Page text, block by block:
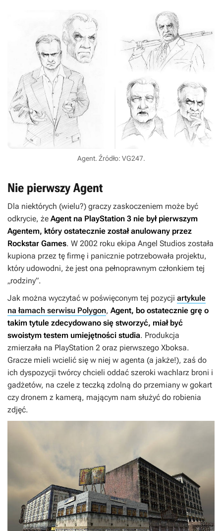
Agent. Źródło: VG247.
Nie pierwszy Agent
Dla niektórych (wielu?) graczy zaskoczeniem może być
odkrycie, że Agent na PlayStation 3 nie był pierwszym
Agentem, który ostatecznie został anulowany przez
Rockstar Games. W 2002 roku ekipa Angel Studios została
kupiona przez tę firmę i panicznie potrzebowała projektu,
który udowodni, że jest ona pełnoprawnym członkiem tej
„rodziny”.
Jak można wyczytać w poświęconym tej pozycji artykule
na łamach serwisu Polygon, Agent, bo ostatecznie grę o
takim tytule zdecydowano się stworzyć, miał być
swoistym testem umiejętności studia. Produkcja
zmierzała na PlayStation 2 oraz pierwszego Xboksa.
Gracze mieli wcielić się w niej w agenta (a jakże!), zaś do
ich dyspozycji twórcy chcieli oddać szeroki wachlarz broni i
gadżetów, na czele z teczką zdolną do przemiany w gokart
czy dronem z kamerą, mającym nam służyć do robienia
zdjęć.